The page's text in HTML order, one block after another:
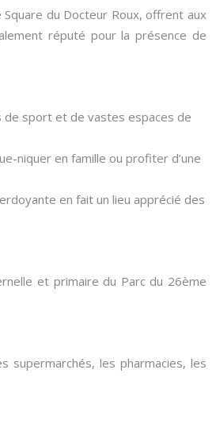
du Docteur Roux, offrent aux
réputé pour la présence de
de sport et de vastes espaces de
niquer en famille ou profiter d’une
en fait un lieu apprécié des
et primaire du Parc du 26ème
les pharmacies, les